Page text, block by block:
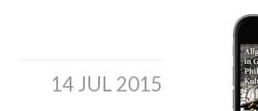
14 JUL 2015